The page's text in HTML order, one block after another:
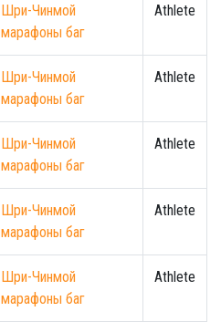
Шри-Чинмой
марафоны баг
Athlete
Шри-Чинмой
марафоны баг
Athlete
Шри-Чинмой
марафоны баг
Athlete
Шри-Чинмой
марафоны баг
Athlete
Шри-Чинмой
марафоны баг
Athlete